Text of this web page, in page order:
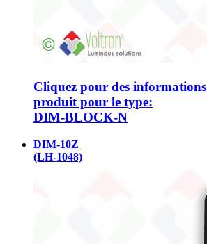
Cliquez pour des
produit pour le type:
DIM-BLOCK-N
DIM-10Z
(LH-1048)